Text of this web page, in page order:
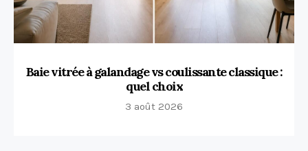
Baie vitrée à galandage vs coulissante classique :
quel choix
3 août 2026